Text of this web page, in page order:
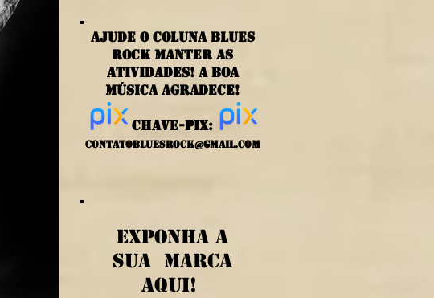
ajude o coluna blues
rock manter as
atividades! a boa
música agradece!
chave-PIX:
contatobluesrock@gmail.com
exponha a
sua marca
aqui!